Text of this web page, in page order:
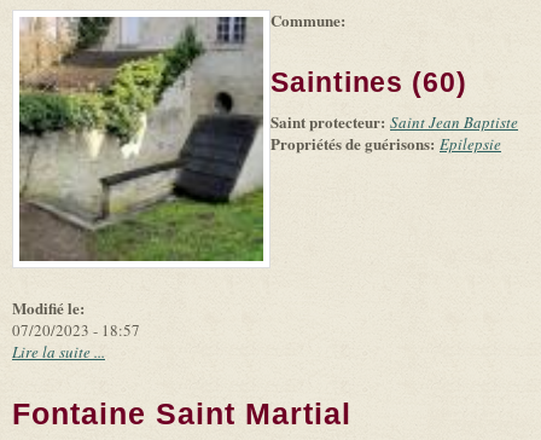
-
Leaflet (link is
|
Tiles
external)
Microsoft
and
suppliers
Modifié le:
07/20/2023 - 18:57
Commune:
Saintines (60)
Saint protecteur: Saint Jean Baptiste
Propriétés de guérisons: Epilepsie
Lire la suite ...
Fontaine Saint Martial